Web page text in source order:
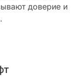
доверие и